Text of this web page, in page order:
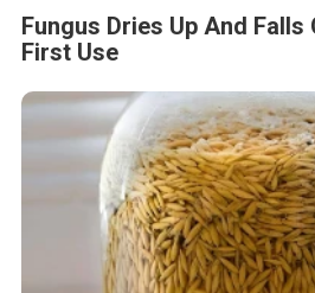
Fungus Dries Up And
First Use